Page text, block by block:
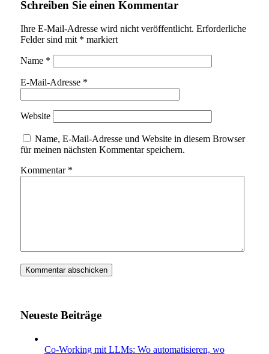
Schreiben Sie einen Kommentar
Ihre E-Mail-Adresse wird nicht veröffentlicht. Erforderliche
Felder sind mit * markiert
Name *
E-Mail-Adresse *
Website
Name, E-Mail-Adresse und Website in diesem Browser
für meinen nächsten Kommentar speichern.
Kommentar *
Neueste Beiträge
Co-Working mit LLMs: Wo automatisieren, wo